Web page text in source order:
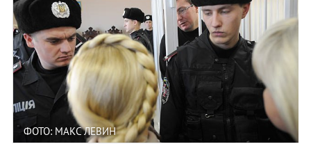
ФОТО: МАКС ЛЕВИН